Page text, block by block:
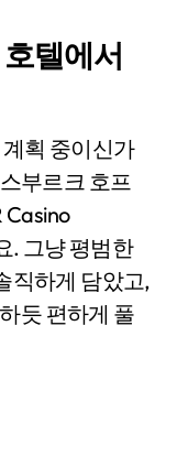
텔에서
부르크 호프
Casino
. 그냥 평범한
직하게 담았고,
듯 편하게 풀